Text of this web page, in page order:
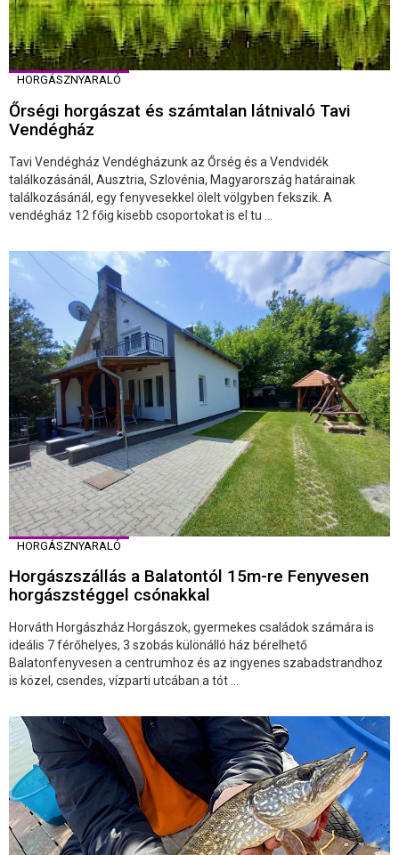
HORGÁSZNYARALÓ
Őrségi horgászat és számtalan látnivaló Tavi
Vendégház
Tavi Vendégház Vendégházunk az Őrség és a Vendvidék
találkozásánál, Ausztria, Szlovénia, Magyarország határainak
találkozásánál, egy fenyvesekkel ölelt völgyben fekszik. A
vendégház 12 főig kisebb csoportokat is el tu ...
HORGÁSZNYARALÓ
Horgászszállás a Balatontól 15m-re Fenyvesen
horgászstéggel csónakkal
Horváth Horgászház Horgászok, gyermekes családok számára is
ideális 7 férőhelyes, 3 szobás különálló ház bérelhető
Balatonfenyvesen a centrumhoz és az ingyenes szabadstrandhoz
is közel, csendes, vízparti utcában a tót ...